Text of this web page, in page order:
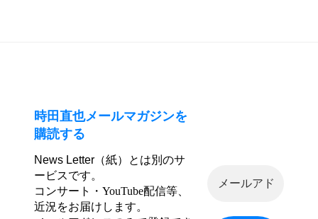
時田直也メールマガジンを
購読する
News Letter（紙）とは別のサ
ービスです。
コンサート・YouTube配信等、
近況をお届けします。